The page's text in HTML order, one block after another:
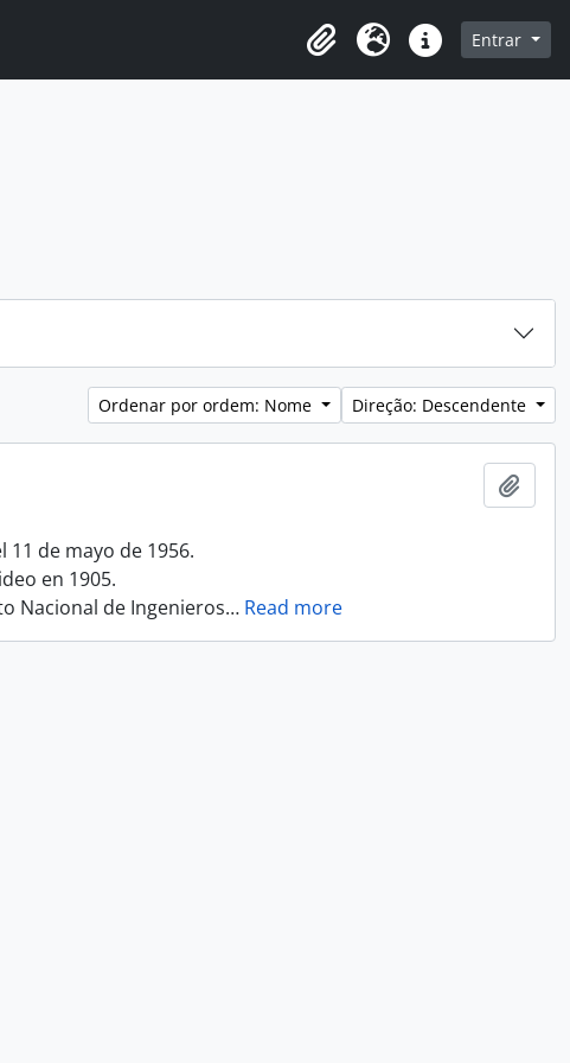
Área de transferência
Idioma Ligações rápidas
Entrar
Ordenar por ordem: Nome Direção: Descendente
11 de mayo de 1956.
en 1905.
Nacional de Ingenieros… Read more